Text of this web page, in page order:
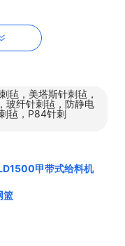
毡，美塔斯针刺毡，
玻纤针刺毡，防静电
毡，P84针刺
甲带式给料机
篮